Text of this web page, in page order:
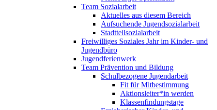
Team Sozialarbeit
Aktuelles aus diesem Bereich
Aufsuchende Jugendsozialarbeit
Stadtteilsozialarbeit
Freiwilliges Soziales Jahr im Kinder- und
Jugendbüro
Jugendferienwerk
Team Prävention und Bildung
Schulbezogene Jugendarbeit
Fit für Mitbestimmung
Aktionsleiter*in werden
Klassenfindungstage